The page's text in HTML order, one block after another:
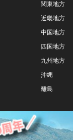
関東地方
近畿地方
中国地方
四国地方
九州地方
沖縄
離島